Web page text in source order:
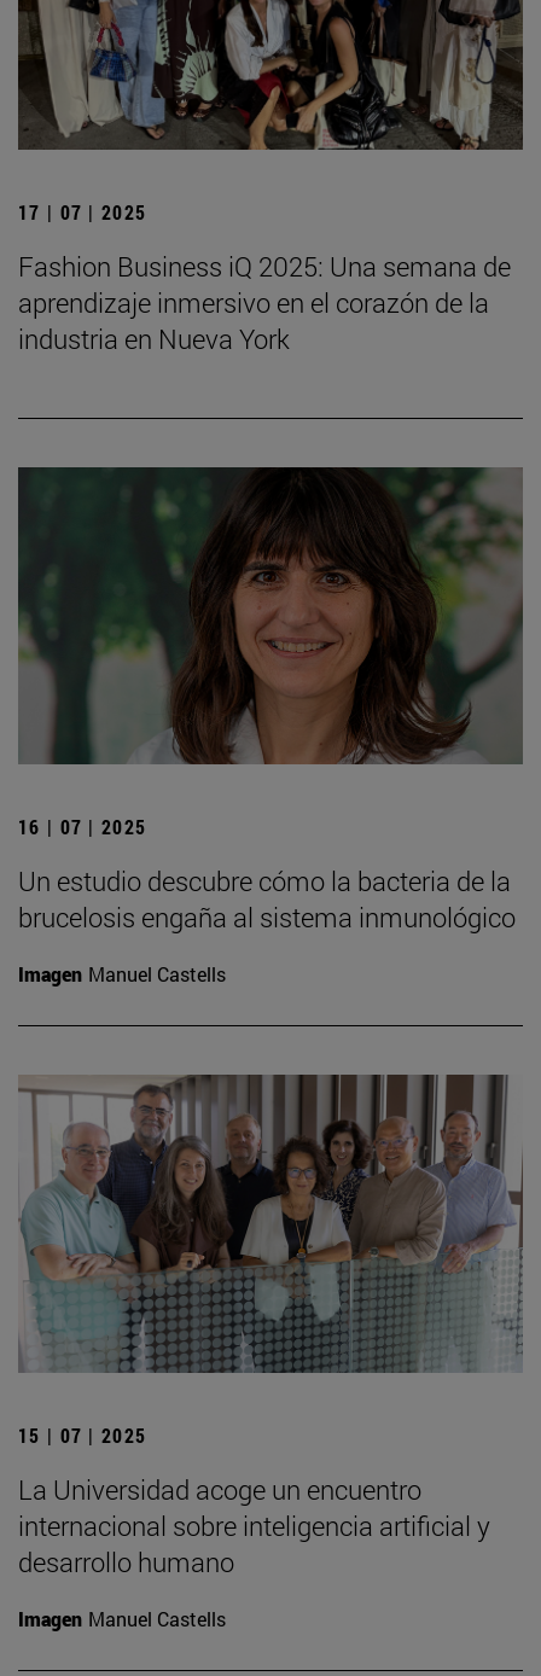
17 | 07 | 2025
Fashion Business iQ 2025: Una semana de
aprendizaje inmersivo en el corazón de la
industria en Nueva York
16 | 07 | 2025
Un estudio descubre cómo la bacteria de la
brucelosis engaña al sistema inmunológico
Imagen Manuel Castells
15 | 07 | 2025
La Universidad acoge un encuentro
internacional sobre inteligencia artificial y
desarrollo humano
Imagen Manuel Castells